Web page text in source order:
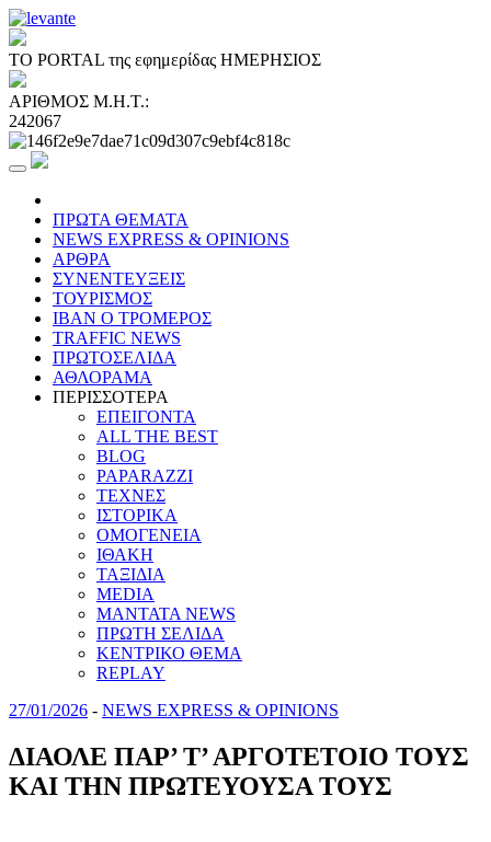
ΤΟ PORTAL της εφημερίδας ΗΜΕΡΗΣΙΟΣ
ΑΡΙΘΜΟΣ Μ.Η.Τ.:
242067
ΠΡΩΤΑ ΘΕΜΑΤΑ
NEWS EXPRESS & OPINIONS
ΑΡΘΡΑ
ΣΥΝΕΝΤΕΥΞΕΙΣ
ΤΟΥΡΙΣΜΟΣ
ΙΒΑΝ Ο ΤΡΟΜΕΡΟΣ
TRAFFIC NEWS
ΠΡΩΤΟΣΕΛΙΔΑ
ΑΘΛΟΡΑΜΑ
ΠΕΡΙΣΣΟΤΕΡΑ
ΕΠΕΙΓΟΝΤΑ
ALL THE BEST
BLOG
PAPARAZZI
ΤΕΧΝΕΣ
ΙΣΤΟΡΙΚΑ
ΟΜΟΓΕΝΕΙΑ
ΙΘΑΚΗ
ΤΑΞΙΔΙΑ
MEDIA
MANTATA NEWS
ΠΡΩΤΗ ΣΕΛΙΔΑ
ΚΕΝΤΡΙΚΟ ΘΕΜΑ
REPLAY
27/01/2026 - NEWS EXPRESS & OPINIONS
ΔΙΑΟΛΕ ΠΑΡ’ Τ’ ΑΡΓΟΤΕΤΟΙΟ ΤΟΥΣ
ΚΑΙ ΤΗΝ ΠΡΩΤΕΥΟΥΣΑ ΤΟΥΣ